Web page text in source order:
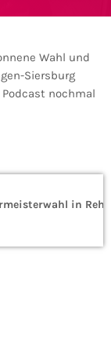
Wahl und
Siersburg
nochmal